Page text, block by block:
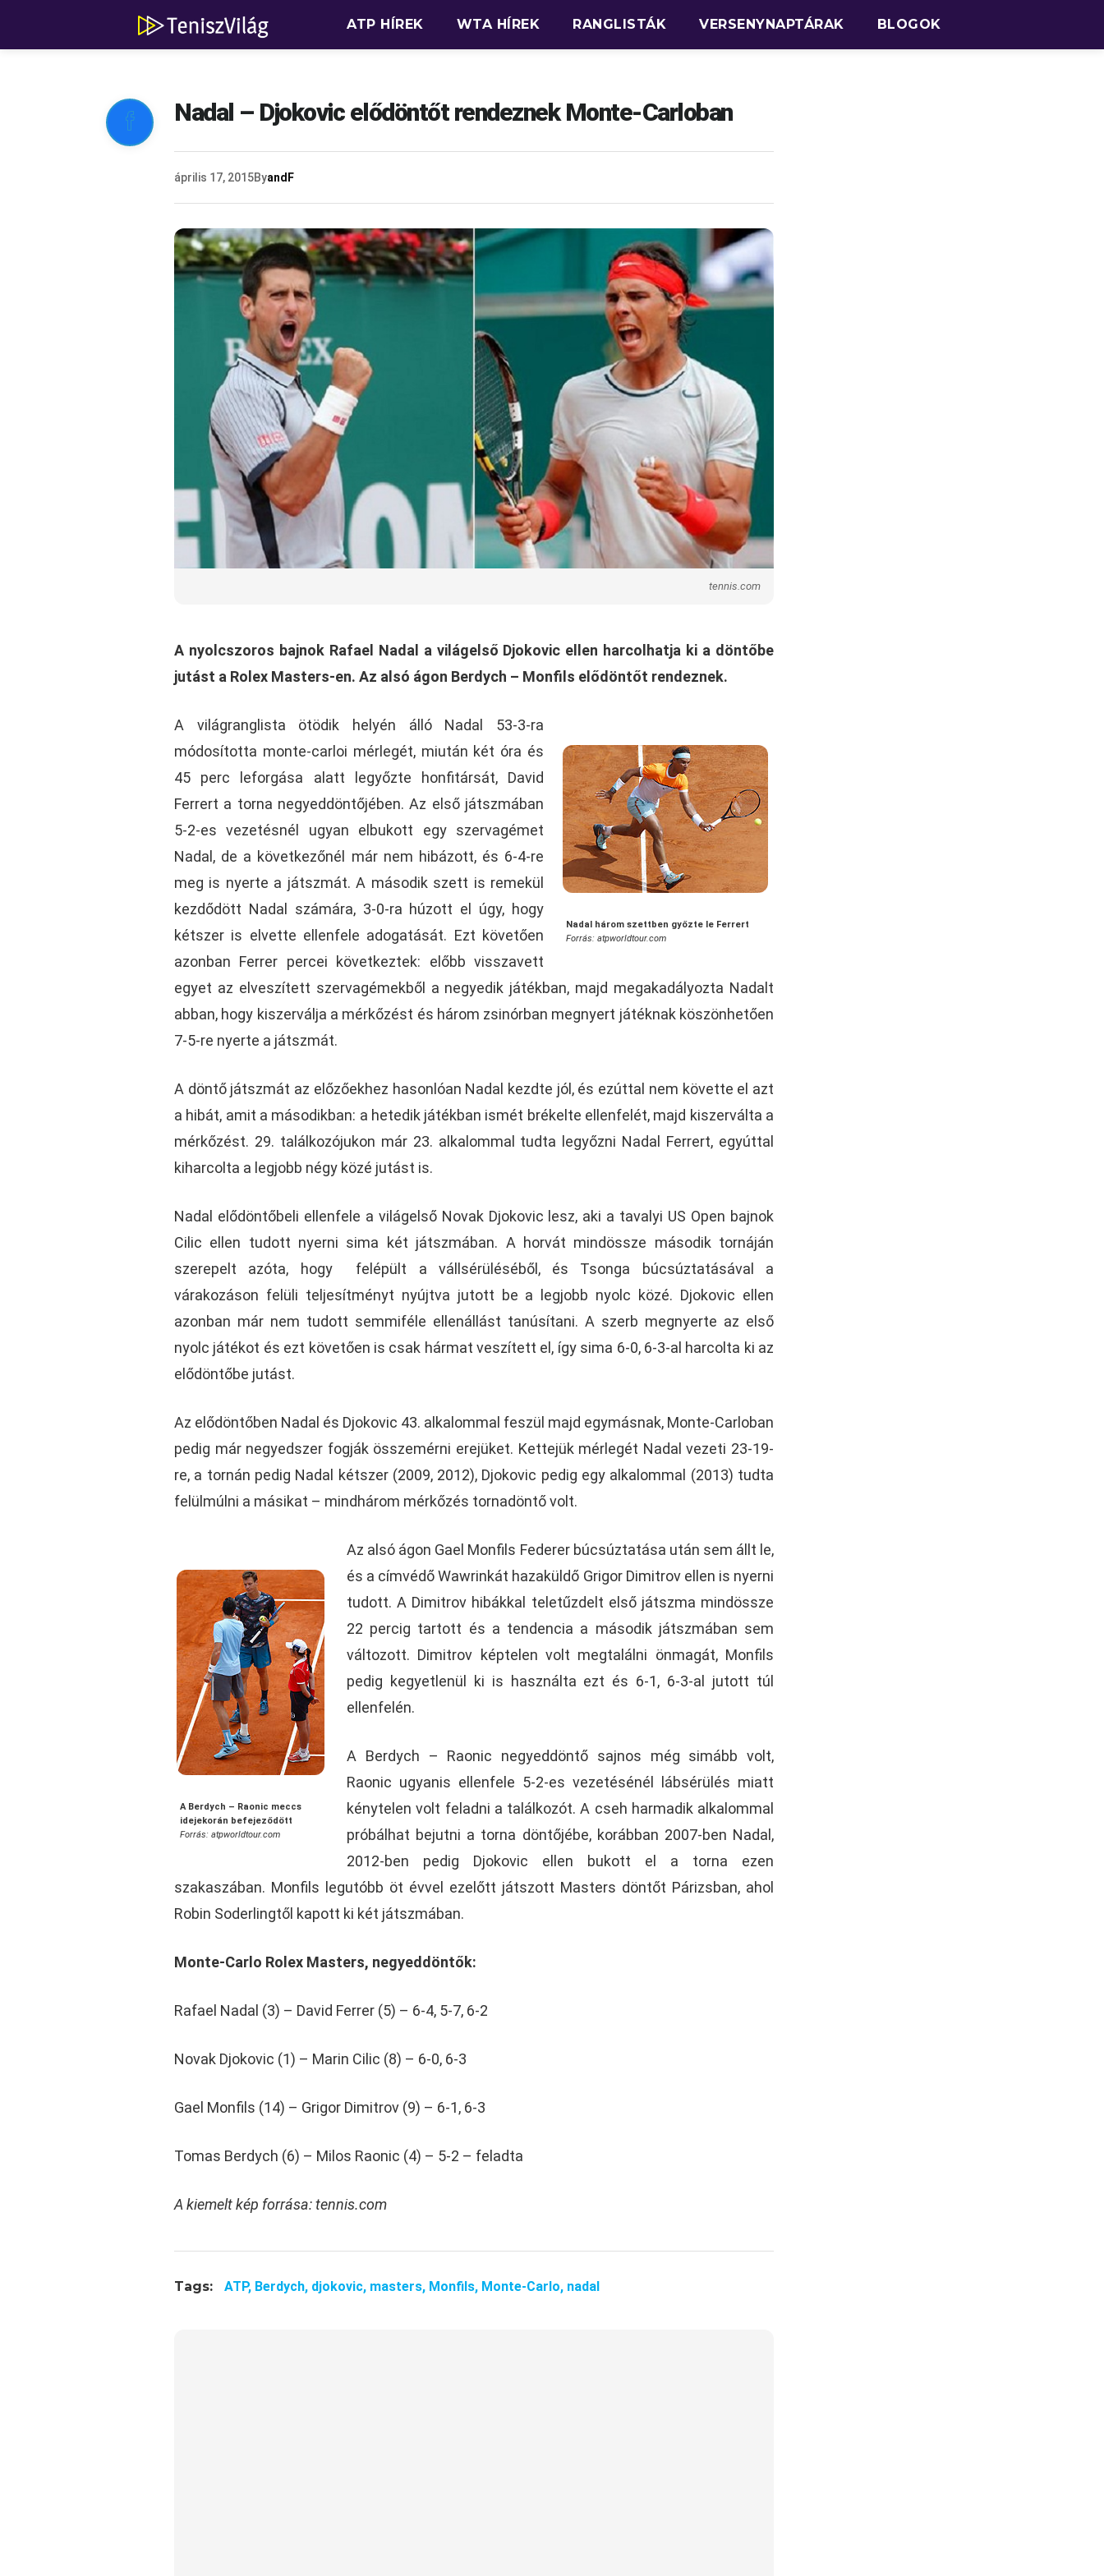
ATP HÍREK WTA HÍREK RANGLISTÁK VERSENYNAPTÁRAK BLOGOK
 Nadal – Djokovic elődöntőt rendeznek Monte-Carloban
április 17, 2015ByandF
tennis.com
A nyolcszoros bajnok Rafael Nadal a világelső Djokovic ellen harcolhatja ki a döntőbe
jutást a Rolex Masters-en. Az alsó ágon Berdych – Monfils elődöntőt rendeznek.
Nadal három szettben győzte le Ferrert
Forrás: atpworldtour.com
A világranglista ötödik helyén álló Nadal 53-3-ra
módosította monte-carloi mérlegét, miután két óra és
45 perc leforgása alatt legyőzte honfitársát, David
Ferrert a torna negyeddöntőjében. Az első játszmában
5-2-es vezetésnél ugyan elbukott egy szervagémet
Nadal, de a következőnél már nem hibázott, és 6-4-re
meg is nyerte a játszmát. A második szett is remekül
kezdődött Nadal számára, 3-0-ra húzott el úgy, hogy
kétszer is elvette ellenfele adogatását. Ezt követően
azonban Ferrer percei következtek: előbb visszavett
egyet az elveszített szervagémekből a negyedik játékban, majd megakadályozta Nadalt
abban, hogy kiszerválja a mérkőzést és három zsinórban megnyert játéknak köszönhetően
7-5-re nyerte a játszmát.
A döntő játszmát az előzőekhez hasonlóan Nadal kezdte jól, és ezúttal nem követte el azt
a hibát, amit a másodikban: a hetedik játékban ismét brékelte ellenfelét, majd kiszerválta a
mérkőzést. 29. találkozójukon már 23. alkalommal tudta legyőzni Nadal Ferrert, egyúttal
kiharcolta a legjobb négy közé jutást is.
Nadal elődöntőbeli ellenfele a világelső Novak Djokovic lesz, aki a tavalyi US Open bajnok
Cilic ellen tudott nyerni sima két játszmában. A horvát mindössze második tornáján
szerepelt azóta, hogy felépült a vállsérüléséből, és Tsonga búcsúztatásával a
várakozáson felüli teljesítményt nyújtva jutott be a legjobb nyolc közé. Djokovic ellen
azonban már nem tudott semmiféle ellenállást tanúsítani. A szerb megnyerte az első
nyolc játékot és ezt követően is csak hármat veszített el, így sima 6-0, 6-3-al harcolta ki az
elődöntőbe jutást.
Az elődöntőben Nadal és Djokovic 43. alkalommal feszül majd egymásnak, Monte-Carloban
pedig már negyedszer fogják összemérni erejüket. Kettejük mérlegét Nadal vezeti 23-19-
re, a tornán pedig Nadal kétszer (2009, 2012), Djokovic pedig egy alkalommal (2013) tudta
felülmúlni a másikat – mindhárom mérkőzés tornadöntő volt.
A Berdych – Raonic meccs
idejekorán befejeződött
Forrás: atpworldtour.com
Az alsó ágon Gael Monfils Federer búcsúztatása után sem állt le,
és a címvédő Wawrinkát hazaküldő Grigor Dimitrov ellen is nyerni
tudott. A Dimitrov hibákkal teletűzdelt első játszma mindössze
22 percig tartott és a tendencia a második játszmában sem
változott. Dimitrov képtelen volt megtalálni önmagát, Monfils
pedig kegyetlenül ki is használta ezt és 6-1, 6-3-al jutott túl
ellenfelén.
A Berdych – Raonic negyeddöntő sajnos még simább volt,
Raonic ugyanis ellenfele 5-2-es vezetésénél lábsérülés miatt
kénytelen volt feladni a találkozót. A cseh harmadik alkalommal
próbálhat bejutni a torna döntőjébe, korábban 2007-ben Nadal,
2012-ben pedig Djokovic ellen bukott el a torna ezen
szakaszában. Monfils legutóbb öt évvel ezelőtt játszott Masters döntőt Párizsban, ahol
Robin Soderlingtől kapott ki két játszmában.
Monte-Carlo Rolex Masters, negyeddöntők:
Rafael Nadal (3) – David Ferrer (5) – 6-4, 5-7, 6-2
Novak Djokovic (1) – Marin Cilic (8) – 6-0, 6-3
Gael Monfils (14) – Grigor Dimitrov (9) – 6-1, 6-3
Tomas Berdych (6) – Milos Raonic (4) – 5-2 – feladta
A kiemelt kép forrása: tennis.com
Tags: ATP, Berdych, djokovic, masters, Monfils, Monte-Carlo, nadal